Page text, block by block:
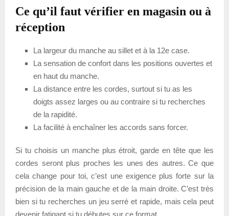
Ce qu’il faut vérifier en magasin ou à
réception
La largeur du manche au sillet et à la 12e case.
La sensation de confort dans les positions ouvertes et
en haut du manche.
La distance entre les cordes, surtout si tu as les
doigts assez larges ou au contraire si tu recherches
de la rapidité.
La facilité à enchaîner les accords sans forcer.
Si tu choisis un manche plus étroit, garde en tête que les
cordes seront plus proches les unes des autres. Ce que
cela change pour toi, c’est une exigence plus forte sur la
précision de la main gauche et de la main droite. C’est très
bien si tu recherches un jeu serré et rapide, mais cela peut
devenir fatigant si tu débutes sur ce format.